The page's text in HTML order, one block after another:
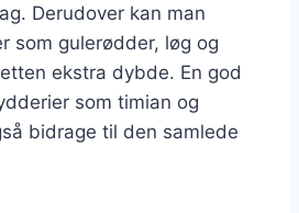
Derudover kan man
som gulerødder, løg og
ekstra dybde. En god
som timian og
bidrage til den samlede